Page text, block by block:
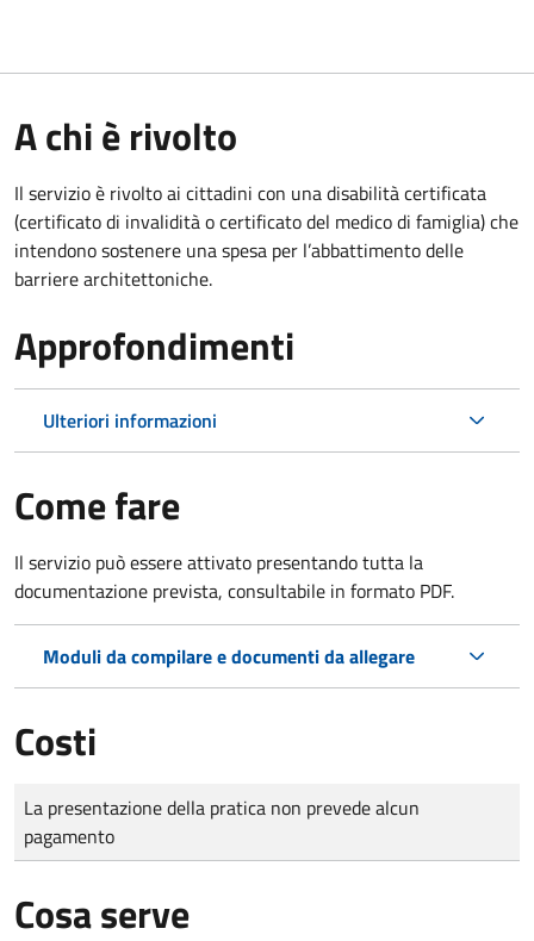
A chi è rivolto
Il servizio è rivolto ai cittadini con una disabilità certificata
(certificato di invalidità o certificato del medico di famiglia) che
intendono sostenere una spesa per l’abbattimento delle
barriere architettoniche.
Approfondimenti
Ulteriori informazioni
Come fare
Il servizio può essere attivato presentando tutta la
documentazione prevista, consultabile in formato PDF.
Moduli da compilare e documenti da allegare
Costi
Tipo di pagamento
Importo
La presentazione della pratica non prevede alcun
pagamento
Cosa serve